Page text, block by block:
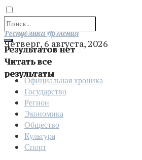
Результатов нет
Читать все
результаты
Отправить
Республика Армения
Четверг, 6 августа, 2026
Официальная хроника
Государство
Регион
Экономика
Общество
Культура
Спорт